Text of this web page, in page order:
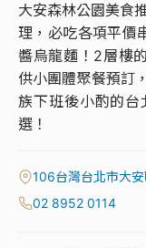
大安森林公園美食
理，必吃各項平價
醬烏龍麵！2層樓
供小團體聚餐預訂
族下班後小酌的
選！
106台灣台北市大
02 8952 0114